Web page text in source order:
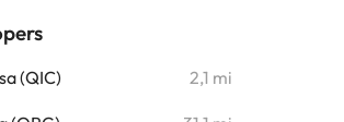
(QIC) 2,1 mi